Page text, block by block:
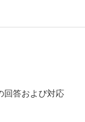
回答および対応